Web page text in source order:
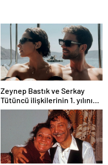
Zeynep Bastık ve Serkay
Tütüncü ilişkilerinin 1. yılını
kutladı